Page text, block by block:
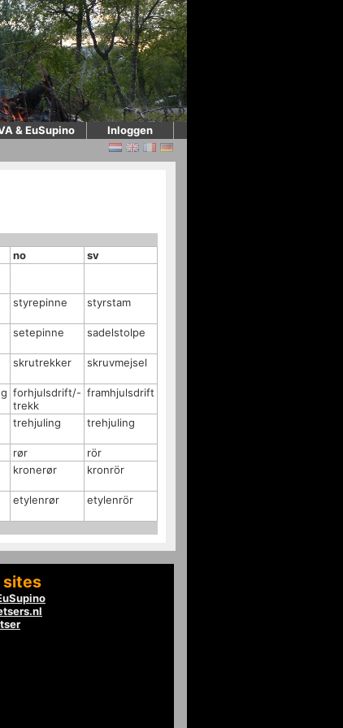
& EuSupino Inloggen
no
sv
styrepinne styrstam
setepinne sadelstolpe
skrutrekker skruvmejsel
forhjulsdrift/-
trekk
framhjulsdrift
trehjuling trehjuling
rør
rör
kronerør kronrör
etylenrør etylenrör
sites